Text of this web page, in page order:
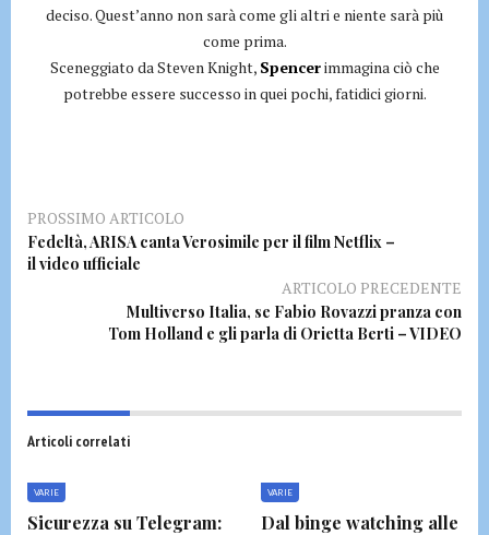
deciso. Quest’anno non sarà come gli altri e niente sarà più
come prima.
Sceneggiato da Steven Knight, Spencerimmagina ciò che
potrebbe essere successo in quei pochi, fatidici giorni.
PROSSIMO ARTICOLO
Fedeltà, ARISA canta Verosimile per il film Netflix –
il video ufficiale
ARTICOLO PRECEDENTE
Multiverso Italia, se Fabio Rovazzi pranza con
Tom Holland e gli parla di Orietta Berti – VIDEO
Articoli correlati
VARIE
Sicurezza su Telegram:
VARIE
Dal binge watching alle